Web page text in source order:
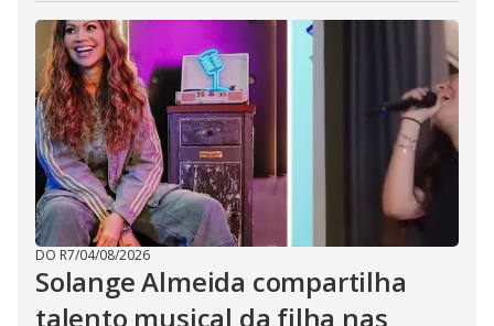
DO R7/04/08/2026
Solange Almeida compartilha
talento musical da filha nas